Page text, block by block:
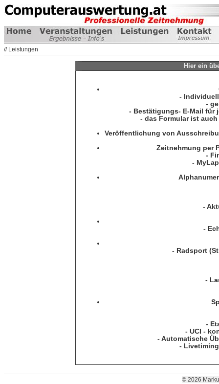
// Leistungen
Hier ein
-
-
- Bestätigungs- E-Mail für
- das Formular ist
Veröffentlichung von
Zeitnehmung per
-
-
-
-
- Radsport
-
-
- UCI -
- Automatische
-
© 2026